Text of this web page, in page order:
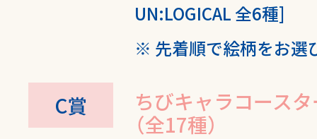
UN:LOGICAL 全6種]
先着順で絵柄をお選
C賞
ちびキャラコース
（全17種）